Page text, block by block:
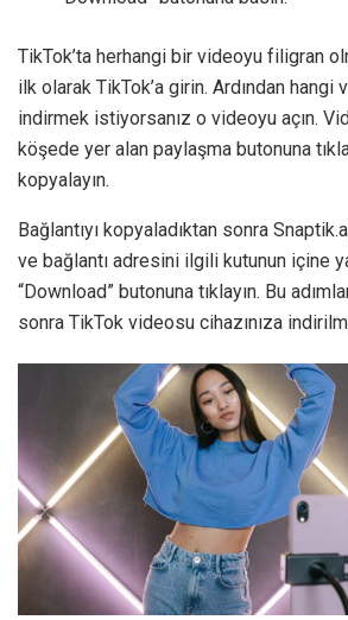
TikTok’ta herhangi bir videoyu filigran
ilk olarak TikTok’a girin. Ardından hangi
indirmek istiyorsanız o videoyu açın.
köşede yer alan paylaşma butonuna
kopyalayın.
Bağlantıyı kopyaladıktan sonra
ve bağlantı adresini ilgili kutunun içine
“Download” butonuna tıklayın. Bu
sonra TikTok videosu cihazınıza